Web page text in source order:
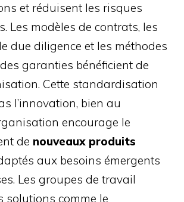
et réduisent les risques
Les modèles de contrats, les
due diligence et les méthodes
garanties bénéficient de
Cette standardisation
l’innovation, bien au
encourage le
de nouveaux produits
aux besoins émergents
Les groupes de travail
solutions comme le